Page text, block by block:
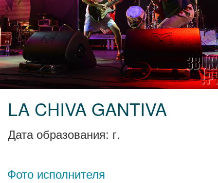
LA CHIVA GANTIVA
Дата образования: г.
Фото исполнителя